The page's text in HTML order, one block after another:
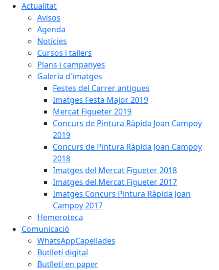
Actualitat
Avisos
Agenda
Notícies
Cursos i tallers
Plans i campanyes
Galeria d'imatges
Festes del Carrer antigues
Imatges Festa Major 2019
Mercat Figueter 2019
Concurs de Pintura Ràpida Joan Campoy
2019
Concurs de Pintura Ràpida Joan Campoy
2018
Imatges del Mercat Figueter 2018
Imatges del Mercat Figueter 2017
Imatges Concurs Pintura Ràpida Joan
Campoy 2017
Hemeroteca
Comunicació
WhatsAppCapellades
Butlletí digital
Butlletí en paper